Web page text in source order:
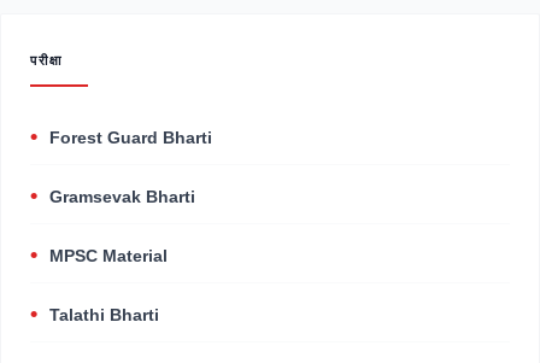
परीक्षा
Forest Guard Bharti
Gramsevak Bharti
MPSC Material
Talathi Bharti